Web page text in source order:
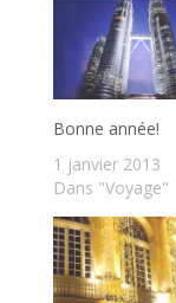
Bonne année!
1 janvier 2013
Dans "Voyage"